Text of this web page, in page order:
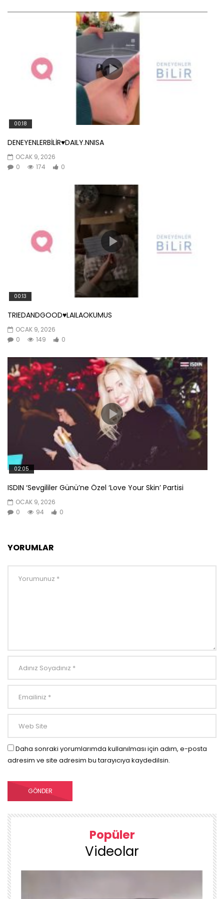
00:18
DENEYENLERBİLİR♥️DAILY.NNISA
OCAK 9, 2026
0
174 0
00:13
TRIEDANDGOOD♥️LAILAOKUMUS
OCAK 9, 2026
0
149 0
02:05
ISDIN ‘Sevgililer Günü’ne Özel ‘Love Your Skin’ Partisi
OCAK 9, 2026
0
94 0
YORUMLAR
Daha sonraki yorumlarımda kullanılması için adım, e-posta
adresim ve site adresim bu tarayıcıya kaydedilsin.
Popüler
Videolar